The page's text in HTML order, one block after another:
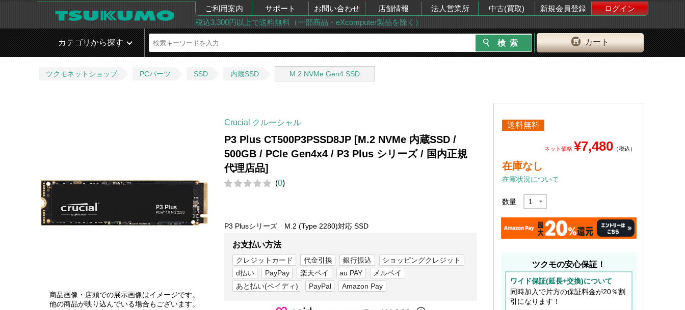
ご利用案内 サポート お問い合わせ 店舗情報 法人営業所 中古(買取) 新規会員登録
ログイン
税込3,300円以上で送料無料（一部商品・eXcomputer製品を除く）
カート
カテゴリから探す
ツクモネットショップ PCパーツ SSD 内蔵SSD M.2 NVMe Gen4 SSD
商品画像・店頭での展示画像はイメージです。
他の商品が映り込んでいる場合もございます。
Crucial クルーシャル
P3 Plus CT500P3PSSD8JP [M.2 NVMe 内蔵SSD /
500GB / PCIe Gen4x4 / P3 Plus シリーズ / 国内正規
代理店品]
(0)
P3 Plusシリーズ M.2 (Type 2280)対応 SSD
お支払い方法
クレジットカード 代金引換 銀行振込
ショッピングクレジット
d払い
PayPay 楽天ペイ au PAY
メルペイ
あと払い(ペイディ)
PayPal Amazon Pay
送料無料
ネット価格 ¥7,480 （税込）
在庫なし
在庫状況について
数量
ツクモの安心保証！
ワイド保証(延長+交換)について
同時加入で片方の保証料金が20％割
引になります！